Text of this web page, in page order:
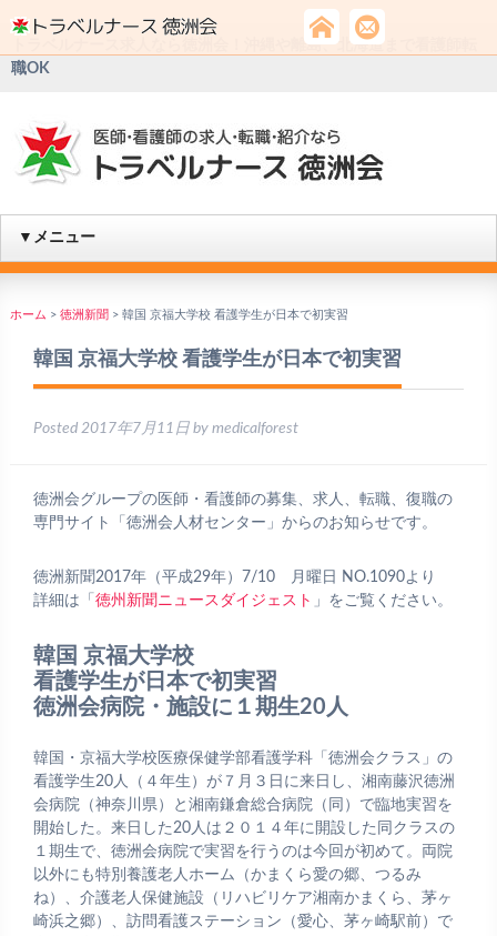
トラベルナース求人なら徳洲会！沖縄や離島、北海道まで看護師転
職OK
▼メニュー
ホーム > 徳洲新聞 > 韓国 京福大学校 看護学生が日本で初実習
韓国 京福大学校 看護学生が日本で初実習
Posted 2017年7月11日 by medicalforest
徳洲会グループの医師・看護師の募集、求人、転職、復職の
専門サイト「徳洲会人材センター」からのお知らせです。
徳洲新聞2017年（平成29年）7/10 月曜日 NO.1090より
詳細は「 徳州新聞ニュースダイジェスト 」をご覧ください。
韓国 京福大学校
看護学生が日本で初実習
徳洲会病院・施設に１期生20人
韓国・京福大学校医療保健学部看護学科「徳洲会クラス」の
看護学生20人（４年生）が７月３日に来日し、湘南藤沢徳洲
会病院（神奈川県）と湘南鎌倉総合病院（同）で臨地実習を
開始した。来日した20人は２０１４年に開設した同クラスの
１期生で、徳洲会病院で実習を行うのは今回が初めて。両院
以外にも特別養護老人ホーム（かまくら愛の郷、つるみ
ね）、介護老人保健施設（リハビリケア湘南かまくら、茅ヶ
崎浜之郷）、訪問看護ステーション（愛心、茅ヶ崎駅前）で